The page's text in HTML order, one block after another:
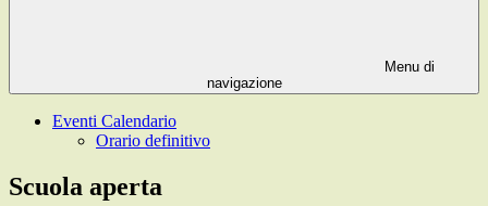
Menu di
navigazione
Eventi Calendario
Orario definitivo
Scuola aperta